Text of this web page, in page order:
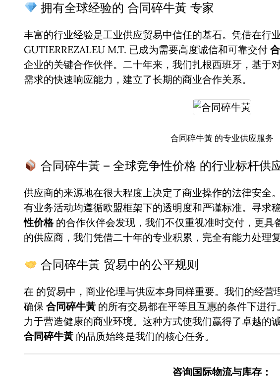
拥有全球经验的 合同碎牛黃 专家
丰富的行业经验是工业供应贸易中信任的基石。凭借在行
GUTIERREZALEU M.T. 已成为需要高度诚信和可靠交付
企业的关键合作伙伴。二十年来，我们扎根西班牙，基于
需求的快速响应能力，建立了长期的商业合作关系。
合同碎牛黃 的专业供应服务
合同碎牛黃 – 全球竞争性价格 的行业标杆供
供应商的来源地在很大程度上决定了商业操作的法律安全
有业务活动均遵循欧盟框架下的透明度和严谨标准。寻求
性价格的合作伙伴会发现，我们不仅重视准时交付，更具
的供应商，我们凭借二十年的专业积累，完全有能力处理
合同碎牛黃 贸易中的公平规则
在 的贸易中，商业伦理与供应本身同样重要。我们的经营
确保 合同碎牛黃 的所有交易都在平等且互惠的条件下进
力于营造健康的商业环境。这种方式使我们赢得了卓越的
合同碎牛黃 的品质始终是我们的核心任务。
咨询国际物流与库存：